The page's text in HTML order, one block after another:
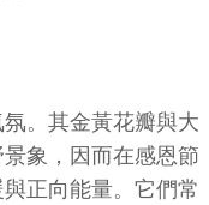
。其金黃花瓣與大
象，因而在感恩節
正向能量。它們常